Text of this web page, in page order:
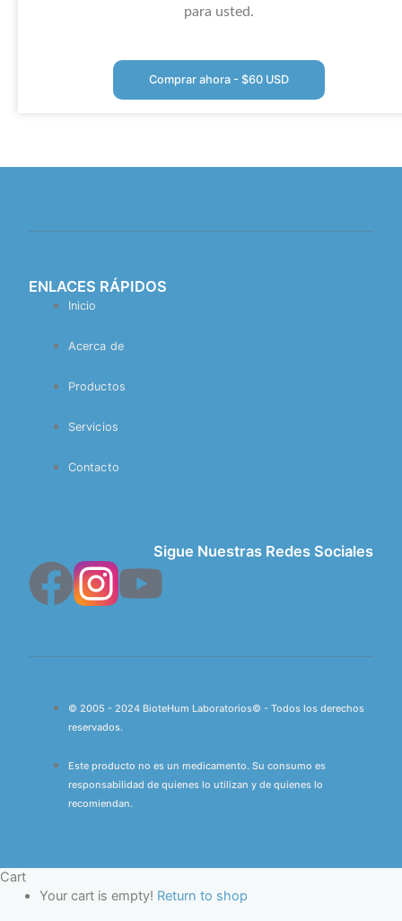
para usted.
Comprar ahora - $60 USD
ENLACES RÁPIDOS
Inicio
Acerca de
Productos
Servicios
Contacto
Sigue Nuestras Redes Sociales
F
c
e
b
o
k
Y
u
t
u
b
© 2005 - 2024 BioteHum Laboratorios© - Todos los derechos
reservados.
Este producto no es un medicamento. Su consumo es
responsabilidad de quienes lo utilizan y de quienes lo
recomiendan.
Cart
Your cart is empty! Return to shop